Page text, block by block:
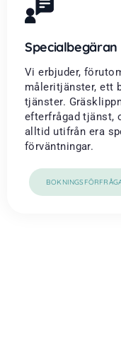
Specialbegäran
Vi erbjuder,
måleritjänster, ett
tjänster.
efterfrågad tjänst,
alltid utifrån era
förväntningar.